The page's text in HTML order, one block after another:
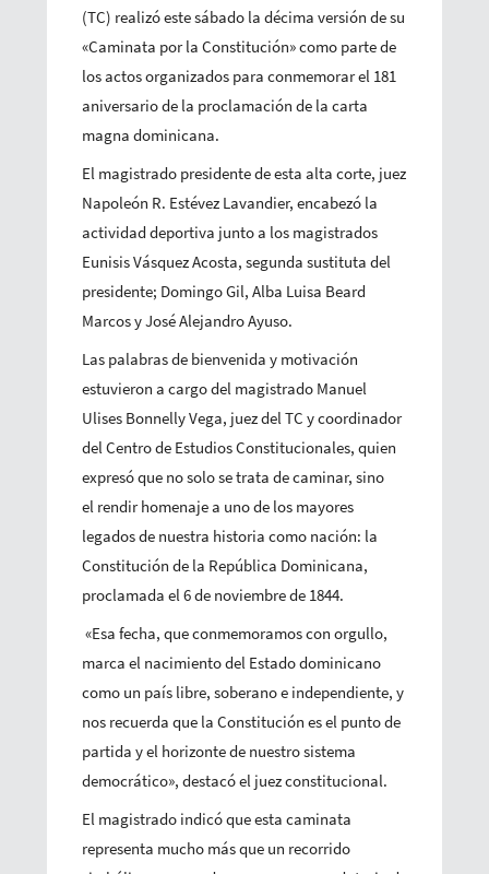
(TC) realizó este sábado la décima versión de su
«Caminata por la Constitución» como parte de
los actos organizados para conmemorar el 181
aniversario de la proclamación de la carta
magna dominicana.
El magistrado presidente de esta alta corte, juez
Napoleón R. Estévez Lavandier, encabezó la
actividad deportiva junto a los magistrados
Eunisis Vásquez Acosta, segunda sustituta del
presidente; Domingo Gil, Alba Luisa Beard
Marcos y José Alejandro Ayuso.
Las palabras de bienvenida y motivación
estuvieron a cargo del magistrado Manuel
Ulises Bonnelly Vega, juez del TC y coordinador
del Centro de Estudios Constitucionales, quien
expresó que no solo se trata de caminar, sino
el rendir homenaje a uno de los mayores
legados de nuestra historia como nación: la
Constitución de la República Dominicana,
proclamada el 6 de noviembre de 1844.
«Esa fecha, que conmemoramos con orgullo,
marca el nacimiento del Estado dominicano
como un país libre, soberano e independiente, y
nos recuerda que la Constitución es el punto de
partida y el horizonte de nuestro sistema
democrático», destacó el juez constitucional.
El magistrado indicó que esta caminata
representa mucho más que un recorrido